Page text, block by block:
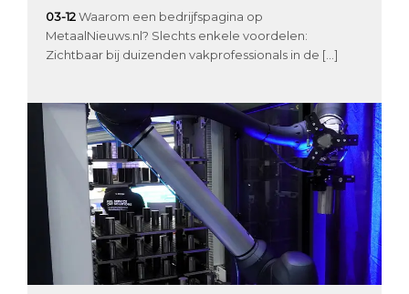
03-12 Waarom een bedrijfspagina op
MetaalNieuws.nl? Slechts enkele voordelen:
Zichtbaar bij duizenden vakprofessionals in de […]